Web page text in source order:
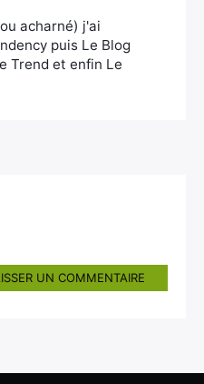
acharné) j'ai
puis Le Blog
Trend et enfin Le
UN COMMENTAIRE